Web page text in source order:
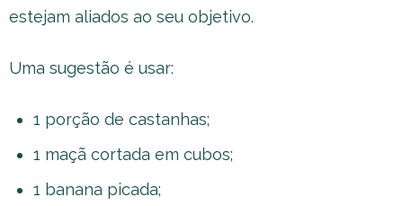
estejam aliados ao seu objetivo.
Uma sugestão é usar:
1 porção de castanhas;
1 maçã cortada em cubos;
1 banana picada;